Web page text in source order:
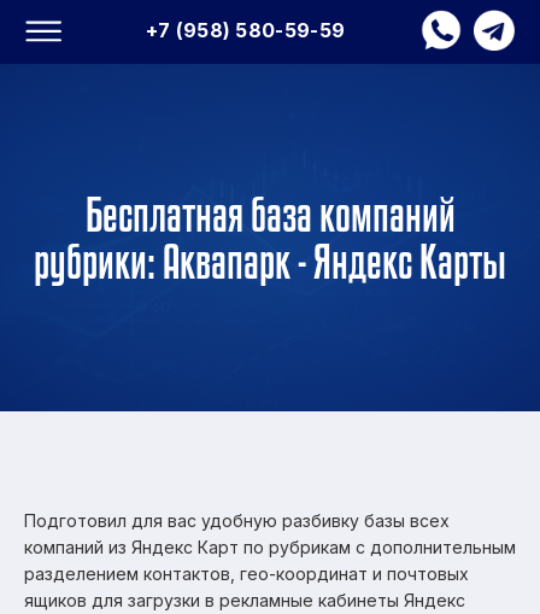
+7 (958) 580-59-59
Бесплатная база компаний
рубрики: Аквапарк - Яндекс Карты
Подготовил для вас удобную разбивку базы всех
компаний из Яндекс Карт по рубрикам с дополнительным
разделением контактов, гео-координат и почтовых
ящиков для загрузки в рекламные кабинеты Яндекс